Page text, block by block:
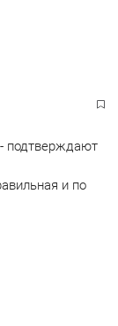
подтверждают
и по